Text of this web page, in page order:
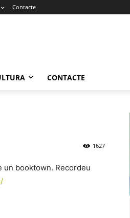
Contacte
CONTACTE
1627
un booktown. Recordeu